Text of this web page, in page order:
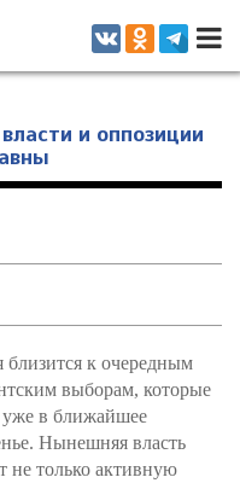
актуальным
и оппозиции
к очередным
выборам, которые
уже в ближайшее
Нынешняя власть
не только активную